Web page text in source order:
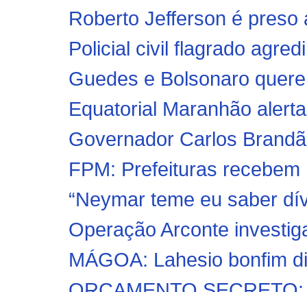
Roberto Jefferson é
Policial civil flagrado
Guedes e Bolsonaro
Equatorial Maranhão
Governador Carlos
FPM: Prefeituras
“Neymar teme eu saber
Operação Arconte
MÁGOA: Lahesio bonfim